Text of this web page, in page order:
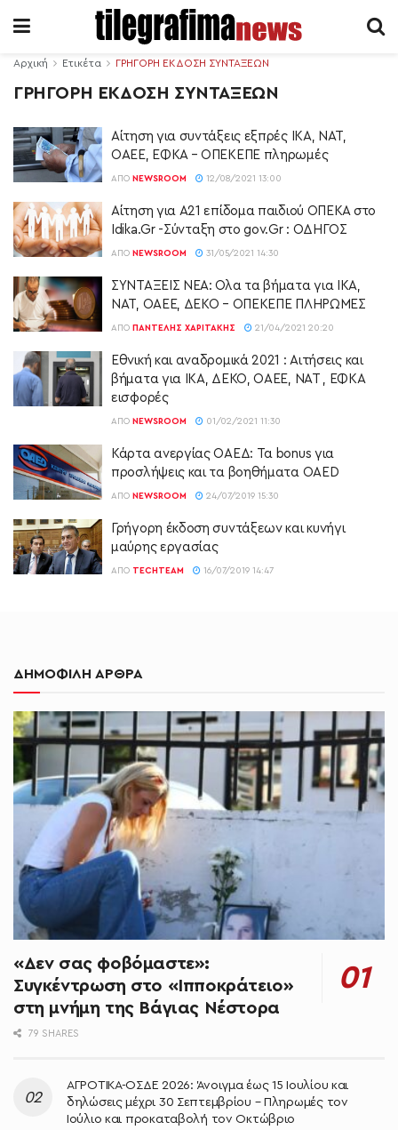
Αρχική Ετικέτα ΓΡΗΓΟΡΗ ΕΚΔΟΣΗ ΣΥΝΤΑΞΕΩΝ
ΓΡΗΓΟΡΗ ΕΚΔΟΣΗ ΣΥΝΤΑΞΕΩΝ
Αίτηση για συντάξεις εξπρές ΙΚΑ, ΝΑΤ,
ΟΑΕΕ, ΕΦΚΑ – ΟΠΕΚΕΠΕ πληρωμές
ΑΠΌ NEWSROOM 12/08/2021 13:00
Αίτηση για Α21 επίδομα παιδιού ΟΠΕΚΑ στο
Idika.Gr -Σύνταξη στο gov.Gr : ΟΔΗΓΟΣ
ΑΠΌ NEWSROOM 31/05/2021 14:30
ΣΥΝΤΑΞΕΙΣ ΝΕΑ: Όλα τα βήματα για ΙΚΑ,
ΝΑΤ, ΟΑΕΕ, ΔΕΚΟ – ΟΠΕΚΕΠΕ ΠΛΗΡΩΜΕΣ
ΑΠΌ ΠΑΝΤΕΛΉΣ ΧΑΡΙΤΆΚΗΣ 21/04/2021 20:20
Εθνική και αναδρομικά 2021 : Αιτήσεις και
βήματα για ΙΚΑ, ΔΕΚΟ, ΟΑΕΕ, ΝΑΤ , ΕΦΚΑ
εισφορές
ΑΠΌ NEWSROOM 01/02/2021 11:30
Κάρτα ανεργίας ΟΑΕΔ: Τα bonus για
προσλήψεις και τα βοηθήματα OAED
ΑΠΌ NEWSROOM 24/07/2019 15:30
Γρήγορη έκδοση συντάξεων και κυνήγι
μαύρης εργασίας
ΑΠΌ TECHTEAM 16/07/2019 14:47
ΔΗΜΟΦΙΛΗ ΑΡΘΡΑ
«Δεν σας φοβόμαστε»:
Συγκέντρωση στο «Ιπποκράτειο»
στη μνήμη της Βάγιας Νέστορα
79 SHARES
ΑΓΡΟΤΙΚΑ-ΟΣΔΕ 2026: Άνοιγμα έως 15 Ιουλίου και
δηλώσεις μέχρι 30 Σεπτεμβρίου – Πληρωμές τον
Ιούλιο και προκαταβολή τον Οκτώβριο